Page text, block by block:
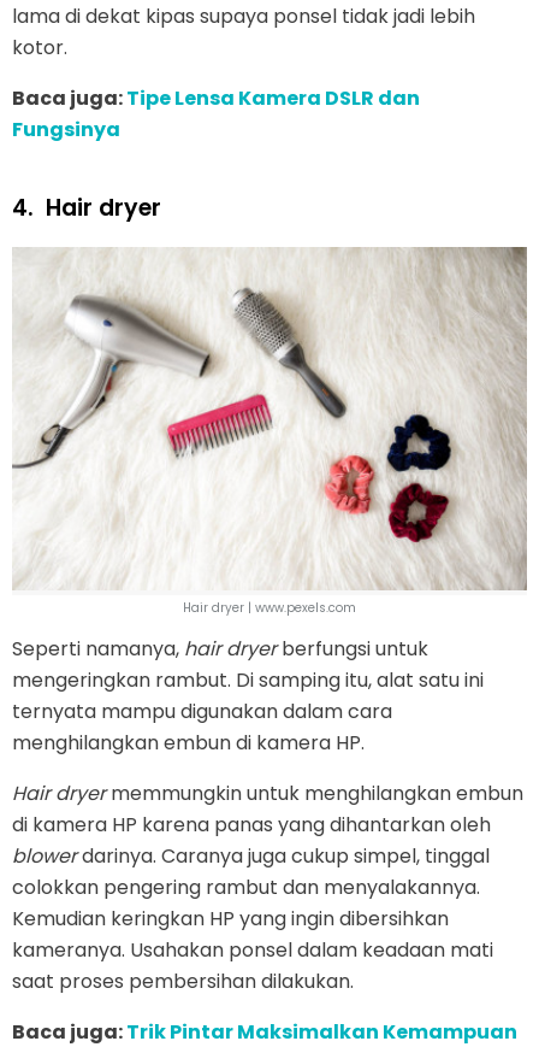
lama di dekat kipas supaya ponsel tidak jadi lebih
kotor.
Baca juga:Tipe Lensa Kamera DSLR dan
Fungsinya
4. Hair dryer
Hair dryer | www.pexels.com
Seperti namanya, hair dryerberfungsi untuk
mengeringkan rambut. Di samping itu, alat satu ini
ternyata mampu digunakan dalam cara
menghilangkan embun di kamera HP.
Hair dryermemmungkin untuk menghilangkan embun
di kamera HP karena panas yang dihantarkan oleh
blowerdarinya. Caranya juga cukup simpel, tinggal
colokkan pengering rambut dan menyalakannya.
Kemudian keringkan HP yang ingin dibersihkan
kameranya. Usahakan ponsel dalam keadaan mati
saat proses pembersihan dilakukan.
Baca juga:Trik Pintar Maksimalkan Kemampuan